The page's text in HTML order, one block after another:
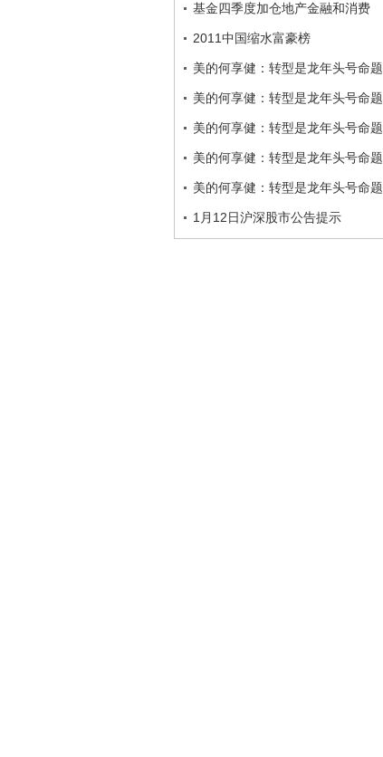
基金四季度加仓地产金融和消费
2011中国缩水富豪榜
美的何享健：转型是龙年头号命题
美的何享健：转型是龙年头号命题
美的何享健：转型是龙年头号命题
美的何享健：转型是龙年头号命题
美的何享健：转型是龙年头号命题
1月12日沪深股市公告提示